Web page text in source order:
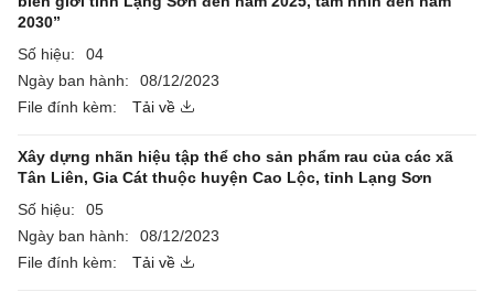
2030”
Số hiệu:
04
Ngày ban hành:
08/12/2023
File đính kèm:
Tải về
Xây dựng nhãn hiệu tập thể cho sản phẩm rau của các xã
Tân Liên, Gia Cát thuộc huyện Cao Lộc, tỉnh Lạng Sơn
Số hiệu:
05
Ngày ban hành:
08/12/2023
File đính kèm:
Tải về